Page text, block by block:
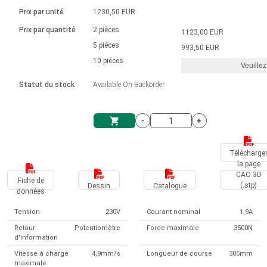
Système d'unité
Solénoïdes
Ø 28-42| 1-1400 rpm | <= 290Ncm
Contrôleur de moteur CC sans
Pilotes de moteurs à courant
continu à balais série DPWM
Pilotes de moteur pas à pas
Synchrone-Asynchrone | pour 1-4 actionneurs
Boîtes de contrôle
Synchrone-Asynchrone | pour 1-4 actionneurs
Français (EUR)
Norsk (NOK)
Suomi (EUR)
Svenska (SEK)
Prix par unité
Prix par quantité
Statut du stock
1230,50 EUR
2 pièces
5 pièces
10 pièces
Available On Backorder
1123,00 EUR
993,50 EUR
- +
Télécharger
la page
Fiche de
données
Dessin Catalogue
CAO 3D
(.stp)
Tension 230V Courant nominal 1,9A
Retour
d'information
Potentiomètre Force maximale 3500N
Vitesse à charge
maximale
4,9mm/s Longueur de course 305mm